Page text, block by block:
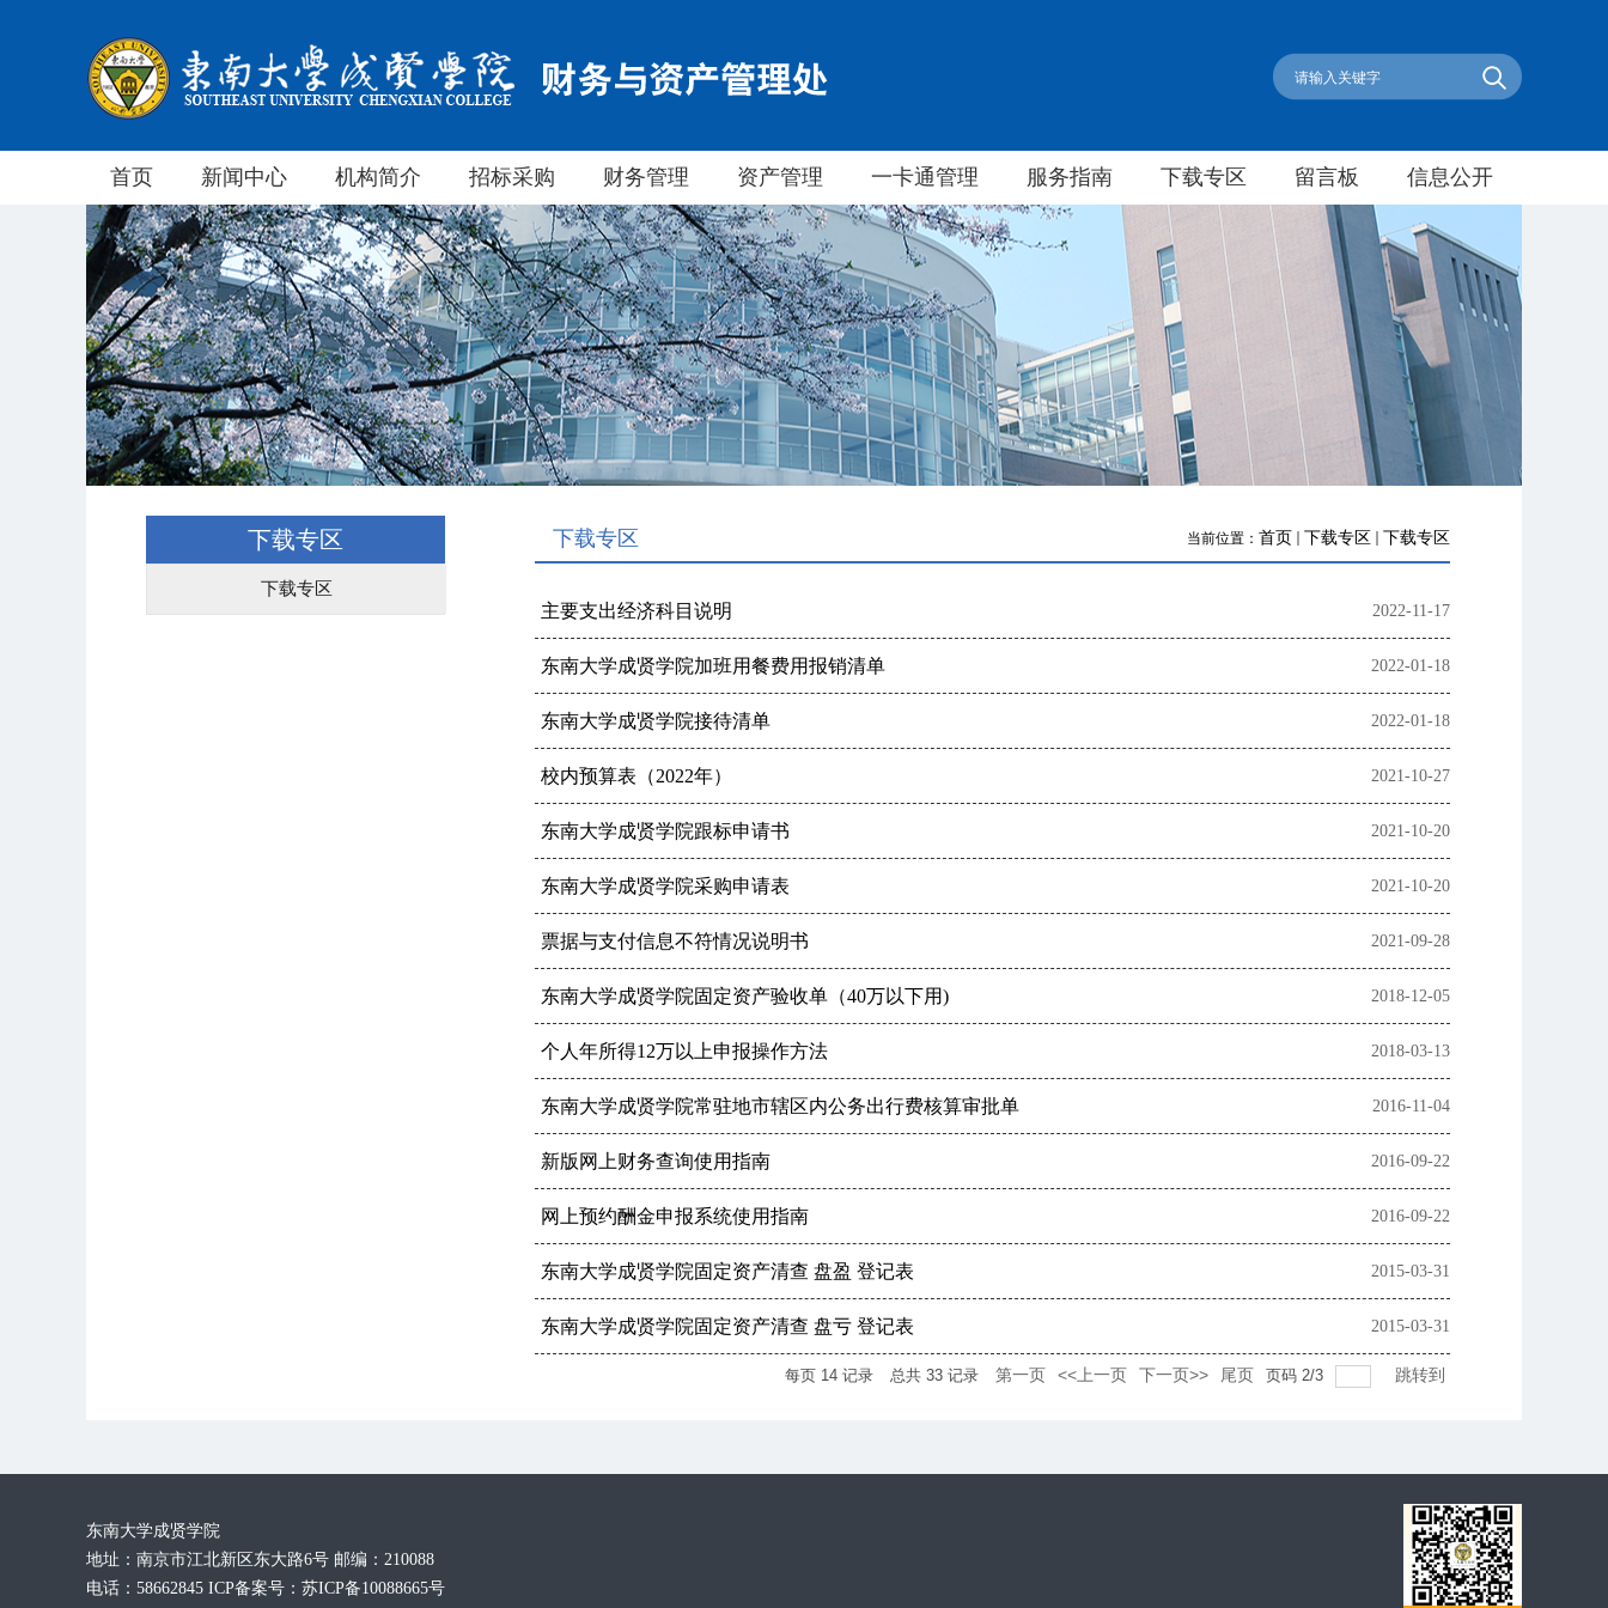
首页 新闻中心 机构简介 招标采购 财务管理 资产管理 一卡通管理 服务指南 下载专区 留言板 信息公开
下载专区
下载专区
当前位置： 首页 下载专区 下载专区
下载专区
主要支出经济科目说明 2022-11-17
东南大学成贤学院加班用餐费用报销清单 2022-01-18
东南大学成贤学院接待清单 2022-01-18
校内预算表（2022年） 2021-10-27
东南大学成贤学院跟标申请书 2021-10-20
东南大学成贤学院采购申请表 2021-10-20
票据与支付信息不符情况说明书 2021-09-28
东南大学成贤学院固定资产验收单（40万以下用) 2018-12-05
个人年所得12万以上申报操作方法 2018-03-13
东南大学成贤学院常驻地市辖区内公务出行费核算审批单 2016-11-04
新版网上财务查询使用指南 2016-09-22
网上预约酬金申报系统使用指南 2016-09-22
东南大学成贤学院固定资产清查 盘盈 登记表 2015-03-31
东南大学成贤学院固定资产清查 盘亏 登记表 2015-03-31
每页 14 记录 总共 33 记录 第一页 <<上一页 下一页>> 尾页 页码 2/3 跳转到
东南大学成贤学院
地址：南京市江北新区东大路6号 邮编：210088
电话：58662845 ICP备案号：苏ICP备10088665号